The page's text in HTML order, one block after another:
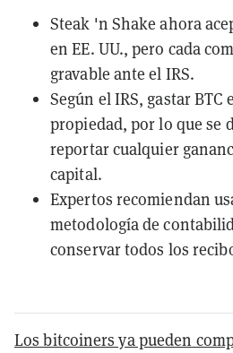
Steak 'n Shake ahora
en EE. UU., pero cada
gravable ante el IRS.
Según el IRS, gastar BTC
propiedad, por lo que se
reportar cualquier
capital.
Expertos recomiendan
metodología de
conservar todos los
Los bitcoiners ya pueden